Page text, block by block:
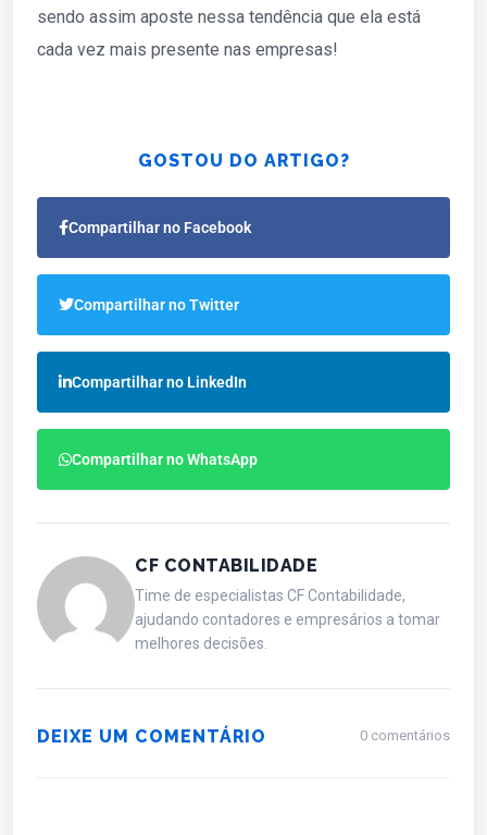
sendo assim aposte nessa tendência que ela está
cada vez mais presente nas empresas!
GOSTOU DO ARTIGO?
Compartilhar no Facebook
Compartilhar no Twitter
Compartilhar no LinkedIn
Compartilhar no WhatsApp
CF CONTABILIDADE
Time de especialistas CF Contabilidade,
ajudando contadores e empresários a tomar
melhores decisões.
DEIXE UM COMENTÁRIO 0 comentários